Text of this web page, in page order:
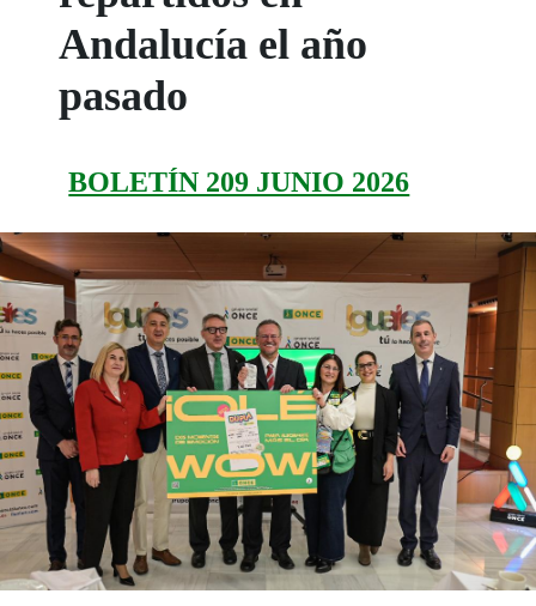
Andalucía el año
pasado
BOLETÍN 209 JUNIO 2026